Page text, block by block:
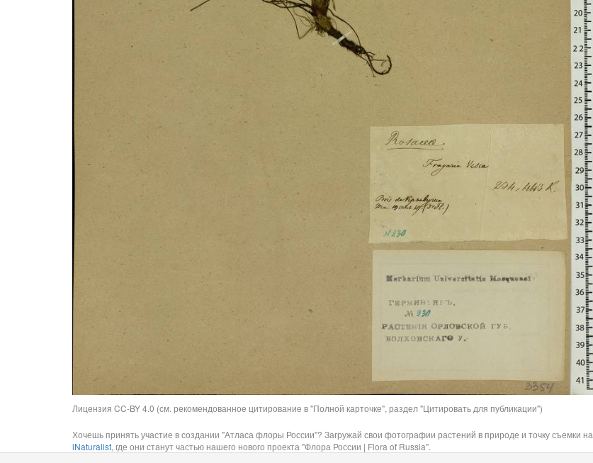
Лицензия CC-BY 4.0 (см. рекомендованное цитирование в "Полной карточке", раздел "Цитировать для публикации")
Хочешь принять участие в создании "Атласа флоры России"? Загружай свои фотографии растений в природе и точку съемки на
iNaturalist, где они станут частью нашего нового проекта "Флора России | Flora of Russia".